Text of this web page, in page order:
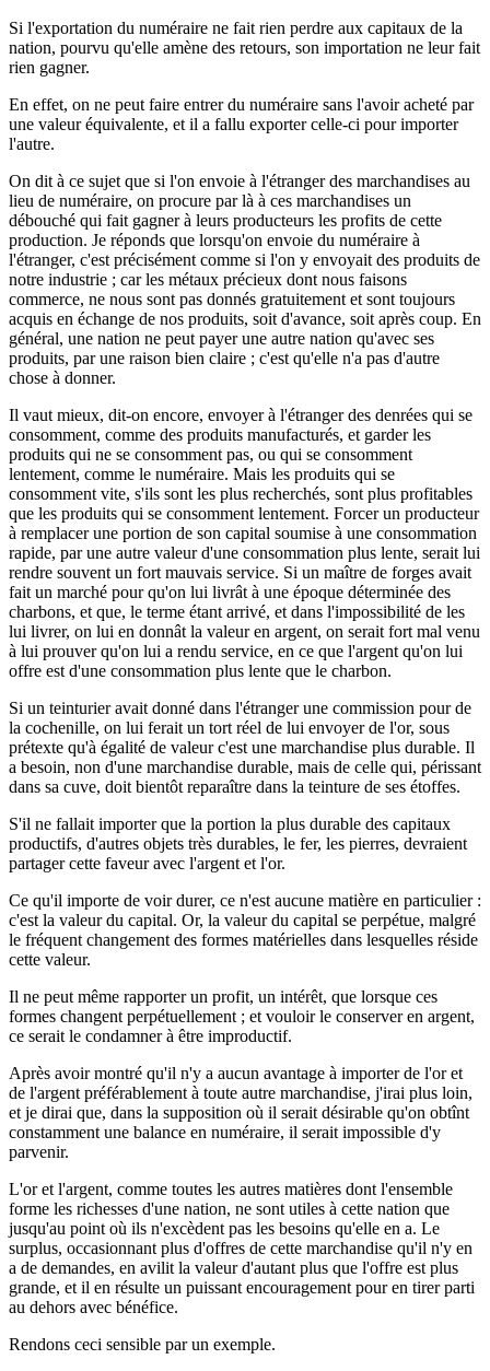
Si l'exportation du numéraire ne fait rien perdre aux capitaux de la
nation, pourvu qu'elle amène des retours, son importation ne leur fait
rien gagner.
En effet, on ne peut faire entrer du numéraire sans l'avoir acheté par
une valeur équivalente, et il a fallu exporter celle-ci pour importer
l'autre.
On dit à ce sujet que si l'on envoie à l'étranger des marchandises au
lieu de numéraire, on procure par là à ces marchandises un
débouché qui fait gagner à leurs producteurs les profits de cette
production. Je réponds que lorsqu'on envoie du numéraire à
l'étranger, c'est précisément comme si l'on y envoyait des produits de
notre industrie ; car les métaux précieux dont nous faisons
commerce, ne nous sont pas donnés gratuitement et sont toujours
acquis en échange de nos produits, soit d'avance, soit après coup. En
général, une nation ne peut payer une autre nation qu'avec ses
produits, par une raison bien claire ; c'est qu'elle n'a pas d'autre
chose à donner.
Il vaut mieux, dit-on encore, envoyer à l'étranger des denrées qui se
consomment, comme des produits manufacturés, et garder les
produits qui ne se consomment pas, ou qui se consomment
lentement, comme le numéraire. Mais les produits qui se
consomment vite, s'ils sont les plus recherchés, sont plus profitables
que les produits qui se consomment lentement. Forcer un producteur
à remplacer une portion de son capital soumise à une consommation
rapide, par une autre valeur d'une consommation plus lente, serait lui
rendre souvent un fort mauvais service. Si un maître de forges avait
fait un marché pour qu'on lui livrât à une époque déterminée des
charbons, et que, le terme étant arrivé, et dans l'impossibilité de les
lui livrer, on lui en donnât la valeur en argent, on serait fort mal venu
à lui prouver qu'on lui a rendu service, en ce que l'argent qu'on lui
offre est d'une consommation plus lente que le charbon.
Si un teinturier avait donné dans l'étranger une commission pour de
la cochenille, on lui ferait un tort réel de lui envoyer de l'or, sous
prétexte qu'à égalité de valeur c'est une marchandise plus durable. Il
a besoin, non d'une marchandise durable, mais de celle qui, périssant
dans sa cuve, doit bientôt reparaître dans la teinture de ses étoffes.
S'il ne fallait importer que la portion la plus durable des capitaux
productifs, d'autres objets très durables, le fer, les pierres, devraient
partager cette faveur avec l'argent et l'or.
Ce qu'il importe de voir durer, ce n'est aucune matière en particulier :
c'est la valeur du capital. Or, la valeur du capital se perpétue, malgré
le fréquent changement des formes matérielles dans lesquelles réside
cette valeur.
Il ne peut même rapporter un profit, un intérêt, que lorsque ces
formes changent perpétuellement ; et vouloir le conserver en argent,
ce serait le condamner à être improductif.
Après avoir montré qu'il n'y a aucun avantage à importer de l'or et
de l'argent préférablement à toute autre marchandise, j'irai plus loin,
et je dirai que, dans la supposition où il serait désirable qu'on obtînt
constamment une balance en numéraire, il serait impossible d'y
parvenir.
L'or et l'argent, comme toutes les autres matières dont l'ensemble
forme les richesses d'une nation, ne sont utiles à cette nation que
jusqu'au point où ils n'excèdent pas les besoins qu'elle en a. Le
surplus, occasionnant plus d'offres de cette marchandise qu'il n'y en
a de demandes, en avilit la valeur d'autant plus que l'offre est plus
grande, et il en résulte un puissant encouragement pour en tirer parti
au dehors avec bénéfice.
Rendons ceci sensible par un exemple.